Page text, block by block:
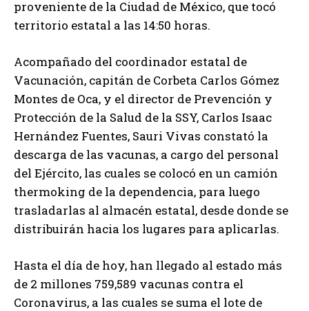
proveniente de la Ciudad de México, que tocó
territorio estatal a las 14:50 horas.
Acompañado del coordinador estatal de
Vacunación, capitán de Corbeta Carlos Gómez
Montes de Oca, y el director de Prevención y
Protección de la Salud de la SSY, Carlos Isaac
Hernández Fuentes, Sauri Vivas constató la
descarga de las vacunas, a cargo del personal
del Ejército, las cuales se colocó en un camión
thermoking de la dependencia, para luego
trasladarlas al almacén estatal, desde donde se
distribuirán hacia los lugares para aplicarlas.
Hasta el día de hoy, han llegado al estado más
de 2 millones 759,589 vacunas contra el
Coronavirus, a las cuales se suma el lote de